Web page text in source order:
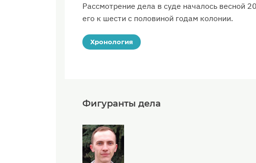
Рассмотрение дела в суде началось весной
его к шести с половиной годам колонии.
Хронология
Фигуранты дела